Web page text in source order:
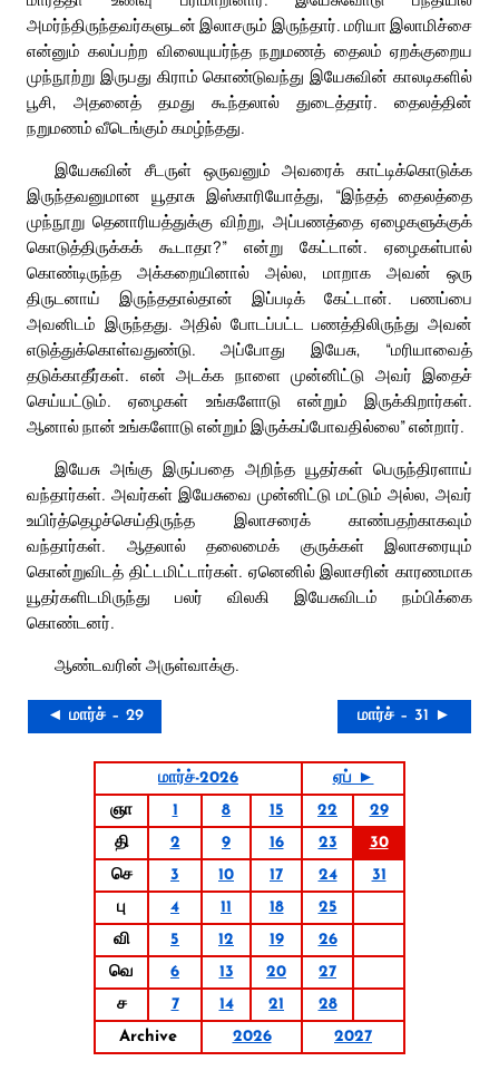
அமர்ந்திருந்தவர்களுடன் இலாசரும் இருந்தார். மரியா இலாமிச்சை
என்னும் கலப்பற்ற விலையுயர்ந்த நறுமணத் தைலம் ஏறக்குறைய
முந்நூற்று இருபது கிராம் கொண்டுவந்து இயேசுவின் காலடிகளில்
பூசி, அதனைத் தமது கூந்தலால் துடைத்தார். தைலத்தின்
நறுமணம் வீடெங்கும் கமழ்ந்தது.
இயேசுவின் சீடருள் ஒருவனும் அவரைக் காட்டிக்கொடுக்க
இருந்தவனுமான யூதாசு இஸ்காரியோத்து, “இந்தத் தைலத்தை
முந்நூறு தெனாரியத்துக்கு விற்று, அப்பணத்தை ஏழைகளுக்குக்
கொடுத்திருக்கக் கூடாதா?” என்று கேட்டான். ஏழைகள்பால்
கொண்டிருந்த அக்கறையினால் அல்ல, மாறாக அவன் ஒரு
திருடனாய் இருந்ததால்தான் இப்படிக் கேட்டான். பணப்பை
அவனிடம் இருந்தது. அதில் போடப்பட்ட பணத்திலிருந்து அவன்
எடுத்துக்கொள்வதுண்டு. அப்போது இயேசு, “மரியாவைத்
தடுக்காதீர்கள். என் அடக்க நாளை முன்னிட்டு அவர் இதைச்
செய்யட்டும். ஏழைகள் உங்களோடு என்றும் இருக்கிறார்கள்.
ஆனால் நான் உங்களோடு என்றும் இருக்கப்போவதில்லை” என்றார்.
இயேசு அங்கு இருப்பதை அறிந்த யூதர்கள் பெருந்திரளாய்
வந்தார்கள். அவர்கள் இயேசுவை முன்னிட்டு மட்டும் அல்ல, அவர்
உயிர்த்தெழச்செய்திருந்த இலாசரைக் காண்பதற்காகவும்
வந்தார்கள். ஆதலால் தலைமைக் குருக்கள் இலாசரையும்
கொன்றுவிடத் திட்டமிட்டார்கள். ஏனெனில் இலாசரின் காரணமாக
யூதர்களிடமிருந்து பலர் விலகி இயேசுவிடம் நம்பிக்கை
கொண்டனர்.
ஆண்டவரின் அருள்வாக்கு.
◄ மார்ச் – 29 மார்ச் – 31 ►
மார்ச்-2026
ஏப் ►
ஞா
1 8 15 22
29
தி
2 9 16 23
30
செ
3 10 17 24
31
பு
4 11 18
25
வி
5 12 19
26
வெ
6 13 20
27
ச
7 14 21
28
Archive
2026 2027